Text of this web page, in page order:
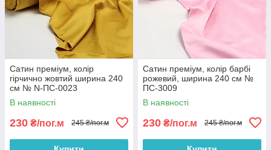
Сатин преміум, колір
гірчично жовтий ширина 240
см № N-ПС-0023
В наявності
230 ₴/пог.м 245 ₴/пог.м
Сатин преміум, колір барбі
рожевий, ширина 240 см №
ПС-3009
В наявності
230 ₴/пог.м 245 ₴/пог.м